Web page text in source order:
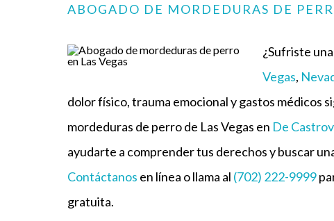
ABOGADO DE MORDEDURAS DE
¿Sufriste
Vegas,
dolor físico, trauma emocional y gastos médicos
mordeduras de perro de Las Vegas en De
ayudarte a comprender tus derechos y buscar
Contáctanos en línea o llama al (702) 222-9999
gratuita.